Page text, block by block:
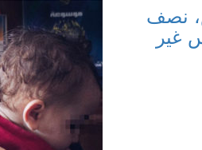
نصف
غير